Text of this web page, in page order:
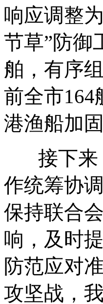
响应调整
节草”防御
舶，有序
前全市
港渔船加
接下
作统筹协
保持联合
响，及时
防范应对
攻坚战，